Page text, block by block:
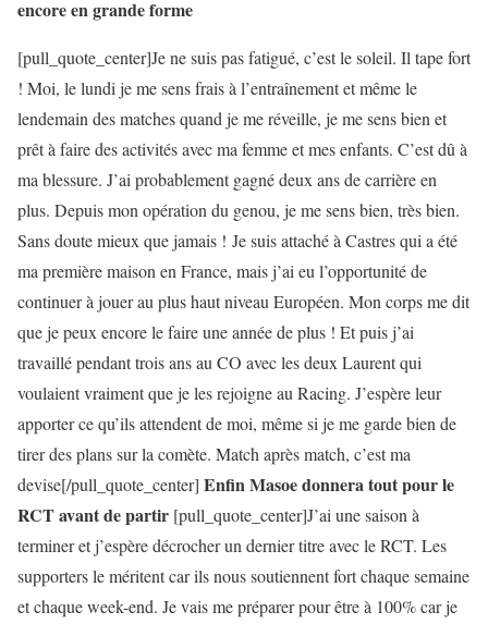
encore en grande forme
[pull_quote_center]Je ne suis pas fatigué, c’est le soleil. Il tape fort
! Moi, le lundi je me sens frais à l’entraînement et même le
lendemain des matches quand je me réveille, je me sens bien et
prêt à faire des activités avec ma femme et mes enfants. C’est dû à
ma blessure. J’ai probablement gagné deux ans de carrière en
plus. Depuis mon opération du genou, je me sens bien, très bien.
Sans doute mieux que jamais ! Je suis attaché à Castres qui a été
ma première maison en France, mais j’ai eu l’opportunité de
continuer à jouer au plus haut niveau Européen. Mon corps me dit
que je peux encore le faire une année de plus ! Et puis j’ai
travaillé pendant trois ans au CO avec les deux Laurent qui
voulaient vraiment que je les rejoigne au Racing. J’espère leur
apporter ce qu’ils attendent de moi, même si je me garde bien de
tirer des plans sur la comète. Match après match, c’est ma
devise[/pull_quote_center] Enfin Masoe donnera tout pour le
RCT avant de partir [pull_quote_center]J’ai une saison à
terminer et j’espère décrocher un dernier titre avec le RCT. Les
supporters le méritent car ils nous soutiennent fort chaque semaine
et chaque week-end. Je vais me préparer pour être à 100% car je